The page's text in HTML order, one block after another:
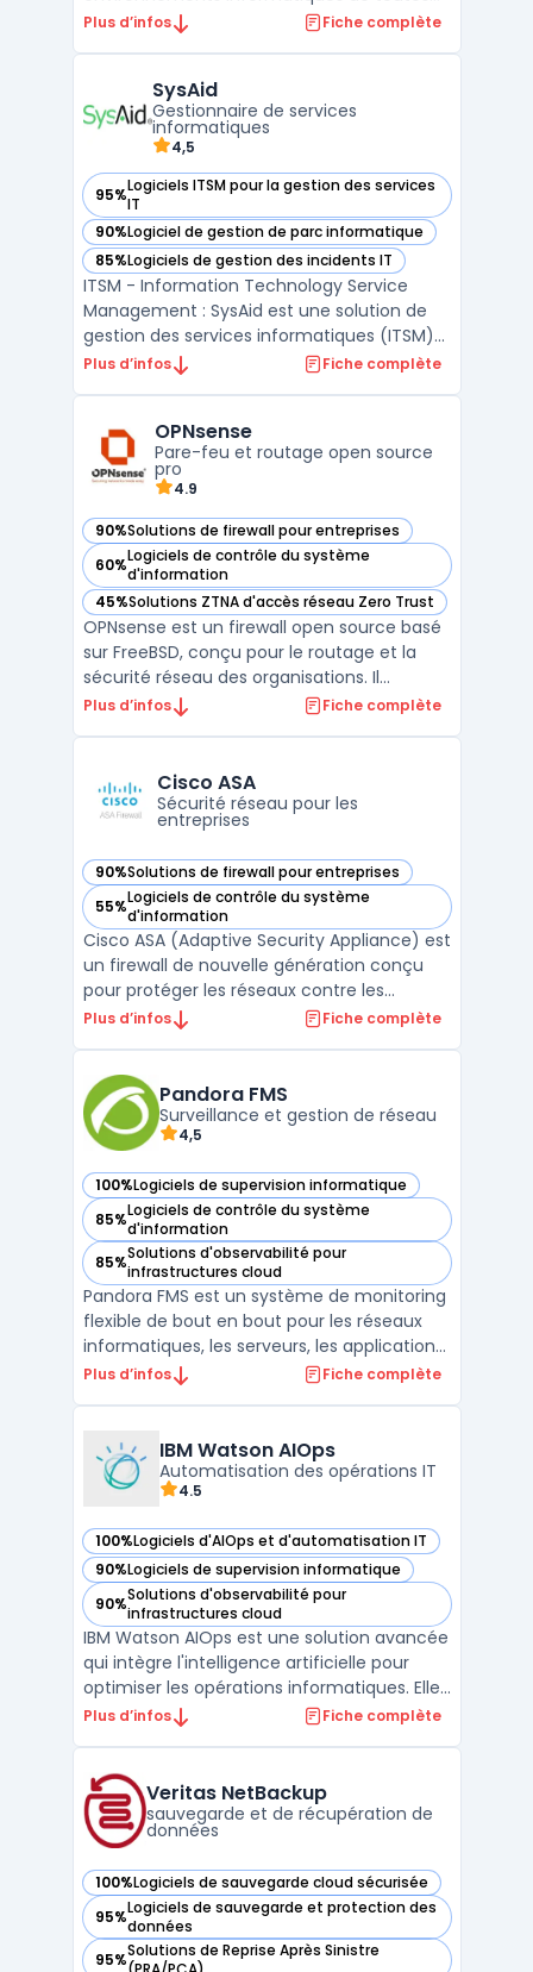
tailles, depuis les petites entreprises aux
infrastructures réseau, plus une visibilité
complète de la performance des applic ...
Plus d’infos Fiche complète
SysAid
Gestionnaire de services
informatiques
4,5
95%Logiciels ITSM pour la gestion des services
IT
— voir SysAid dans cette catégorie
90%Logiciel de gestion de parc informatique
— voir SysAid dans cette catégorie
85%Logiciels de gestion des incidents IT
— voir SysAid dans cette catégorie
ITSM - Information Technology Service
Management : SysAid est une solution de
gestion des services informatiques (ITSM)
tout-en-un qui simplifie les tâches de
les besoins de l'ITSM, pour fournir aux
utilisateurs un ...
Plus d’infos Fiche complète
OPNsense
Pare-feu et routage open source
pro
4.9
90%Solutions de firewall pour entreprises
— voir OPNsense dans cette catégorie
60%Logiciels de contrôle du système
d'information
— voir OPNsense dans cette catégorie
45%Solutions ZTNA d'accès réseau Zero Trust
— voir OPNsense dans cette catégorie
OPNsense est un firewall open source basé
sur FreeBSD, conçu pour le routage et la
sécurité réseau des organisations. Il
propose un pare-feu à états, la gestion des
L’interface Web permet l’administration, les
mis ...
Plus d’infos Fiche complète
Cisco ASA
Sécurité réseau pour les
entreprises
90%Solutions de firewall pour entreprises
— voir Cisco ASA dans cette catégorie
55%Logiciels de contrôle du système
d'information
— voir Cisco ASA dans cette catégorie
Cisco ASA (Adaptive Security Appliance) est
un firewall de nouvelle génération conçu
pour protéger les réseaux contre les
menaces en constante évolution. Il
protection contre les attaques
malveillantes et une fonction de gestion ...
Plus d’infos Fiche complète
Pandora FMS
Surveillance et gestion de réseau
4,5
100%Logiciels de supervision informatique
— voir Pandora FMS dans cette catégorie
85%Logiciels de contrôle du système
d'information
— voir Pandora FMS dans cette catégorie
85%Solutions d'observabilité pour
infrastructures cloud
— voir Pandora FMS dans cette catégorie
Pandora FMS est un système de monitoring
flexible de bout en bout pour les réseaux
informatiques, les serveurs, les applications
et les environnements virtuels. Cette
alertes en temps réel, des visualisations
graphiqu ...
Plus d’infos Fiche complète
IBM Watson AIOps
Automatisation des opérations IT
4.5
100%Logiciels d'AIOps et d'automatisation IT
— voir IBM Watson AIOps dans cette catégorie
90%Logiciels de supervision informatique
— voir IBM Watson AIOps dans cette catégorie
90%Solutions d'observabilité pour
infrastructures cloud
— voir IBM Watson AIOps dans cette catégorie
IBM Watson AIOps est une solution avancée
qui intègre l'intelligence artificielle pour
optimiser les opérations informatiques. Elle
analyse en temps réel des données
et les journaux, afin de détecter et résoudre
pr ...
Plus d’infos Fiche complète
Veritas NetBackup
sauvegarde et de récupération de
données
100%Logiciels de sauvegarde cloud sécurisée
— voir Veritas NetBackup dans cette catégorie
95%Logiciels de sauvegarde et protection des
données
— voir Veritas NetBackup dans cette catégorie
95%Solutions de Reprise Après Sinistre
— voir Veritas NetBackup dans cette catégorie